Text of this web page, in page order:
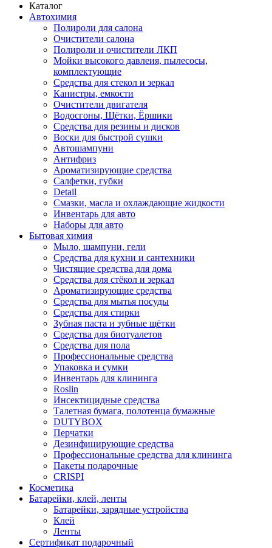
Каталог
Автохимия
Полироли для салона
Очистители салона
Полироли и очистители ЛКП
Мойки высокого давлеия, пылесосы,
комплектующие
Средства для стекол и зеркал
Канистры, емкости
Очистители двигателя
Водосгоны, Щётки, Ёршики
Средства для резины и дисков
Воски для быстрой сушки
Автошампуни
Антифриз
Ароматизирующие средства
Салфетки, губки
Detail
Смазки, масла и охлаждающие жидкости
Инвентарь для авто
Наборы для авто
Бытовая химия
Мыло, шампуни, гели
Средства для кухни и сантехники
Чистящие средства для дома
Средства для стёкол и зеркал
Ароматизирующие средства
Средства для мытья посуды
Средства для стирки
Зубная паста и зубные щётки
Средства для биотуалетов
Средства для пола
Профессиональные средства
Упаковка и сумки
Инвентарь для клининга
Roslin
Инсектицидные средства
Талетная бумага, полотенца бумажные
DUTYBOX
Перчатки
Дезинфицирующие средства
Профессиональные средства для клининга
Пакеты подарочные
CRISPI
Косметика
Батарейки, клей, ленты
Батарейки, зарядные устройства
Клей
Ленты
Сертификат подарочный